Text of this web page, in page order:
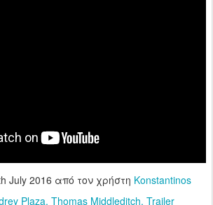
July 2016 από τον χρήστη Konstantinos
Plaza Thomas Middleditch Trailer